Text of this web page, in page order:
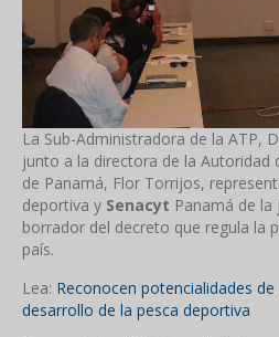
La Sub-Administradora de la ATP,
junto a la directora de la Autoridad
de Panamá, Flor Torrijos,
deportiva y Senacyt Panamá de la
borrador del decreto que regula la
país.
Lea: Reconocen potencialidades
desarrollo de la pesca deportiva